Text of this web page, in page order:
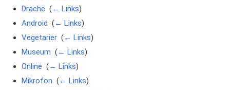
Drache (← Links)
Android (← Links)
Vegetarier‎ (← Links)
Museum (← Links)
Online (← Links)
Mikrofon (← Links)